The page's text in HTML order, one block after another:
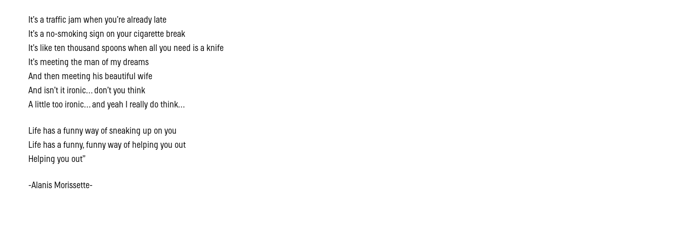
It’s a traffic jam when you’re already late
It’s a no-smoking sign on your cigarette break
It’s like ten thousand spoons when all you need is a knife
It’s meeting the man of my dreams
And then meeting his beautiful wife
And isn’t it ironic… don’t you think
A little too ironic… and yeah I really do think…
Life has a funny way of sneaking up on you
Life has a funny, funny way of helping you out
Helping you out”
-Alanis Morissette-